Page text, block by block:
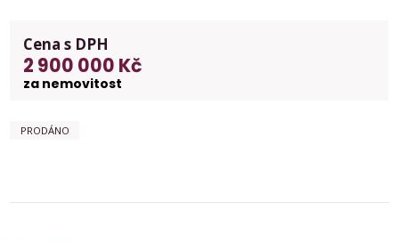
Cena s DPH
2 900 000 Kč
za nemovitost
PRODÁNO